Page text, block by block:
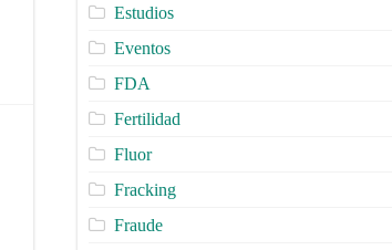
Estudios
Eventos
FDA
Fertilidad
Fluor
Fracking
Fraude